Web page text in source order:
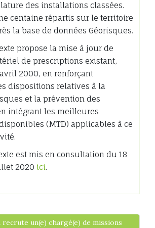
des installations classées.
centaine répartis sur le territoire
la base de données Géorisques.
propose la mise à jour de
de prescriptions existant,
2000, en renforçant
dispositions relatives à la
et la prévention des
intégrant les meilleures
(MTD) applicables à ce
est mis en consultation du 18
2020 ici.
un(e) chargé(e) de missions